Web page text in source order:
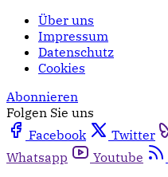
Über uns
Impressum
Datenschutz
Cookies
Abonnieren
Folgen Sie uns
Facebook
Twitter
Whatsapp
Youtube